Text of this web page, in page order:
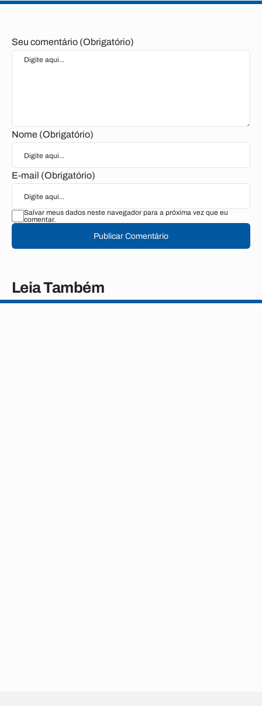
Seu comentário (Obrigatório)
Nome (Obrigatório)
E-mail (Obrigatório)
Salvar meus dados neste navegador para a próxima vez que eu
comentar.
Publicar Comentário
Leia Também